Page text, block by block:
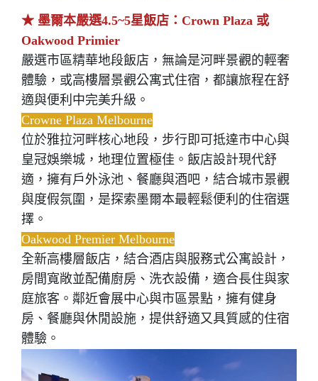
★ 墨爾本嚴選4.5~5星飯店：Crown Plaza 或
Oakwood Primier
嚴選市區精華地段飯店，無論是河畔景觀的輕奢
體驗，或高樓層景觀公寓式住宿，都讓旅程在舒
適與便利中完美升級。
Crowne Plaza Melbourne
位於雅拉河畔核心地段，步行即可抵達市中心與
皇冠娛樂城，地理位置極佳。飯店設計現代舒
適，擁有戶外泳池、餐廳與酒吧，結合城市景觀
與度假氛圍，是探索墨爾本最輕鬆便利的住宿選
擇。
Oakwood Premier Melbourne
全新高樓層飯店，結合酒店與服務式公寓設計，
房間寬敞並配備廚房、洗衣設備，適合長住與家
庭旅客。鄰近會展中心與市區景點，擁有健身
房、餐廳與休閒設施，提供舒適又具質感的住宿
體驗。